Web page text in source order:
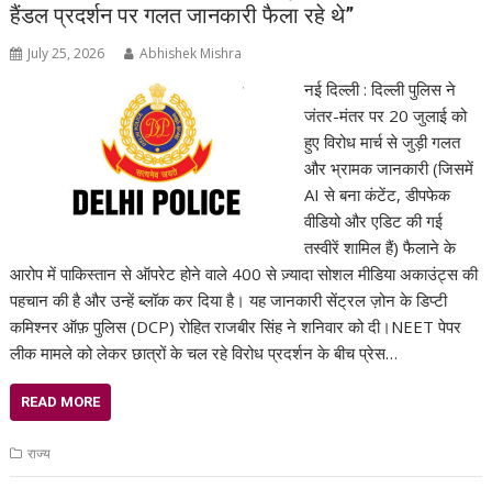
हैंडल प्रदर्शन पर गलत जानकारी फैला रहे थे”
July 25, 2026 Abhishek Mishra
नई दिल्ली : दिल्ली पुलिस ने
जंतर-मंतर पर 20 जुलाई को
हुए विरोध मार्च से जुड़ी गलत
और भ्रामक जानकारी (जिसमें
AI से बना कंटेंट, डीपफेक
वीडियो और एडिट की गई
तस्वीरें शामिल हैं) फैलाने के
आरोप में पाकिस्तान से ऑपरेट होने वाले 400 से ज़्यादा सोशल मीडिया अकाउंट्स की
पहचान की है और उन्हें ब्लॉक कर दिया है। यह जानकारी सेंट्रल ज़ोन के डिप्टी
कमिश्नर ऑफ़ पुलिस (DCP) रोहित राजबीर सिंह ने शनिवार को दी।NEET पेपर
लीक मामले को लेकर छात्रों के चल रहे विरोध प्रदर्शन के बीच प्रेस…
READ MORE
राज्य